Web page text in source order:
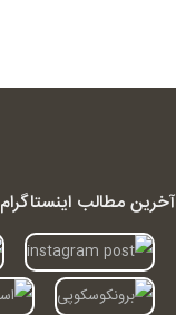
آخرین مطالب اینستاگرام